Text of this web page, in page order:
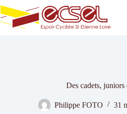
Passer
au
contenu
Des cadets,
Philippe FOTO 31